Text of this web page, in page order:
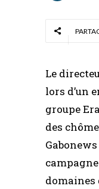
Le
lors d’un
groupe
des
domaines